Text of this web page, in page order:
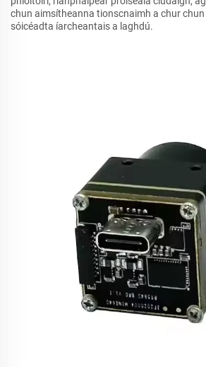
chun aimsítheanna tionscnaimh a chur
sóicéadta íarcheantais a laghdú.